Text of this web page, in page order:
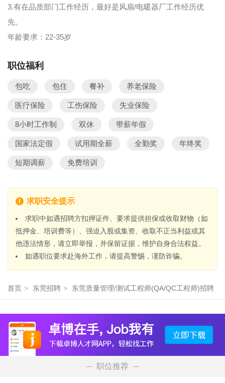
3.有在品质部门工作经历，最好是风扇/电暖器厂工作经历优
先。
年龄要求：22-35岁
职位福利
包吃 包住 餐补 养老保险
医疗保险 工伤保险 失业保险
8小时工作制 双休 带薪年假
国家法定假 试用期全薪 全勤奖 年终奖
短期调薪 免费培训
求职安全提示
求职中如遇招聘方扣押证件、要求提供担保或收取财物（如
抵押金、培训费等）、强迫入股或集资、收取不正当利益或其
他违法情形，请立即举报，并保留证据，维护自身合法权益。
如遇职位要求赴海外工作，请提高警惕，谨防诈骗。
首页 > 东莞招聘 > 东莞质量管理/测试工程师(QA/QC工程师)招聘
职位推荐